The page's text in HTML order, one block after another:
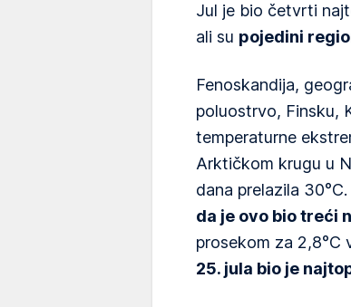
Jul je bio četvrti
ali su pojedini
Fenoskandija,
poluostrvo, Finsku,
temperaturne
Arktičkom krugu u
dana prelazila 30°C.
da je ovo bio treći
prosekom za 2,8°C
25. jula bio je